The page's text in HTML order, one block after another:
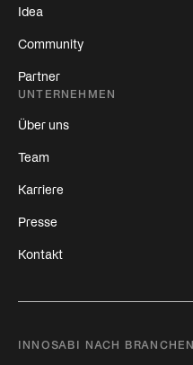
Idea
Community
Partner
UNTERNEHMEN
Über uns
Team
Karriere
Presse
Kontakt
INNOSABI NACH BRANCHEN